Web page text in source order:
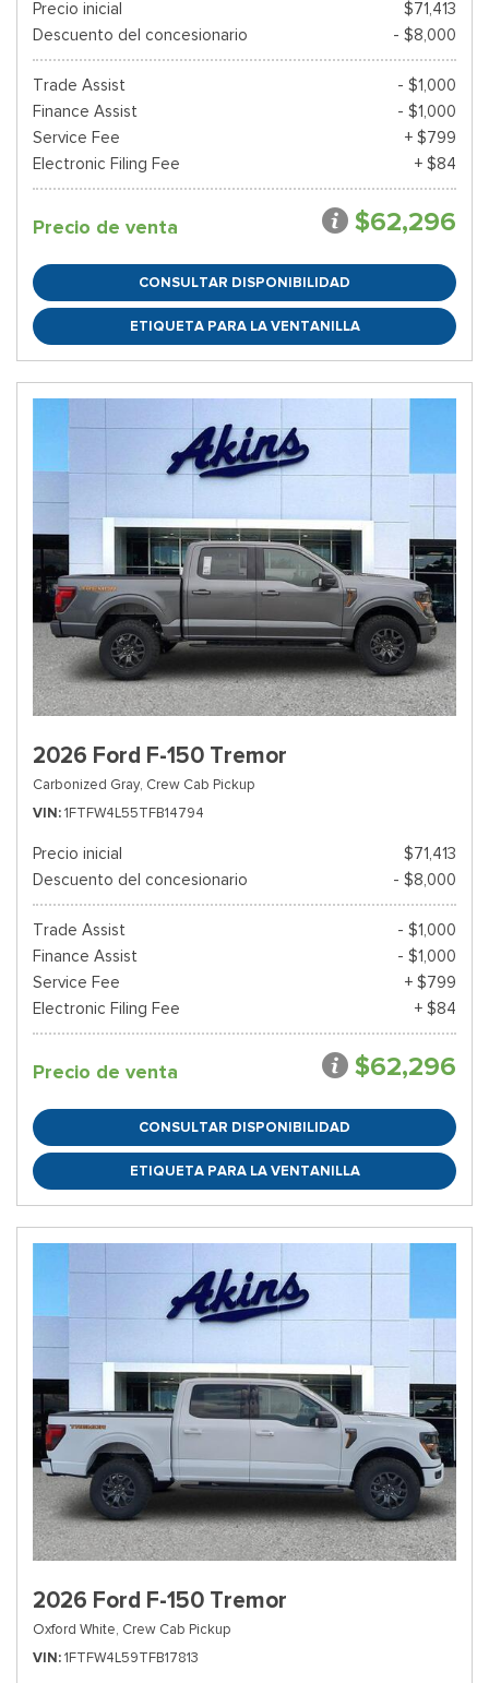
Precio inicial
$71,413
Descuento del concesionario
- $8,000
Trade Assist
- $1,000
Finance Assist
- $1,000
Service Fee
+ $799
Electronic Filing Fee
+ $84
Precio de venta $62,296
CONSULTAR DISPONIBILIDAD
ETIQUETA PARA LA VENTANILLA
2026 Ford F-150 Tremor
Carbonized Gray, Crew Cab Pickup
VIN 1FTFW4L55TFB14794
Precio inicial
$71,413
Descuento del concesionario
- $8,000
Trade Assist
- $1,000
Finance Assist
- $1,000
Service Fee
+ $799
Electronic Filing Fee
+ $84
Precio de venta $62,296
CONSULTAR DISPONIBILIDAD
ETIQUETA PARA LA VENTANILLA
2026 Ford F-150 Tremor
Oxford White, Crew Cab Pickup
VIN 1FTFW4L59TFB17813